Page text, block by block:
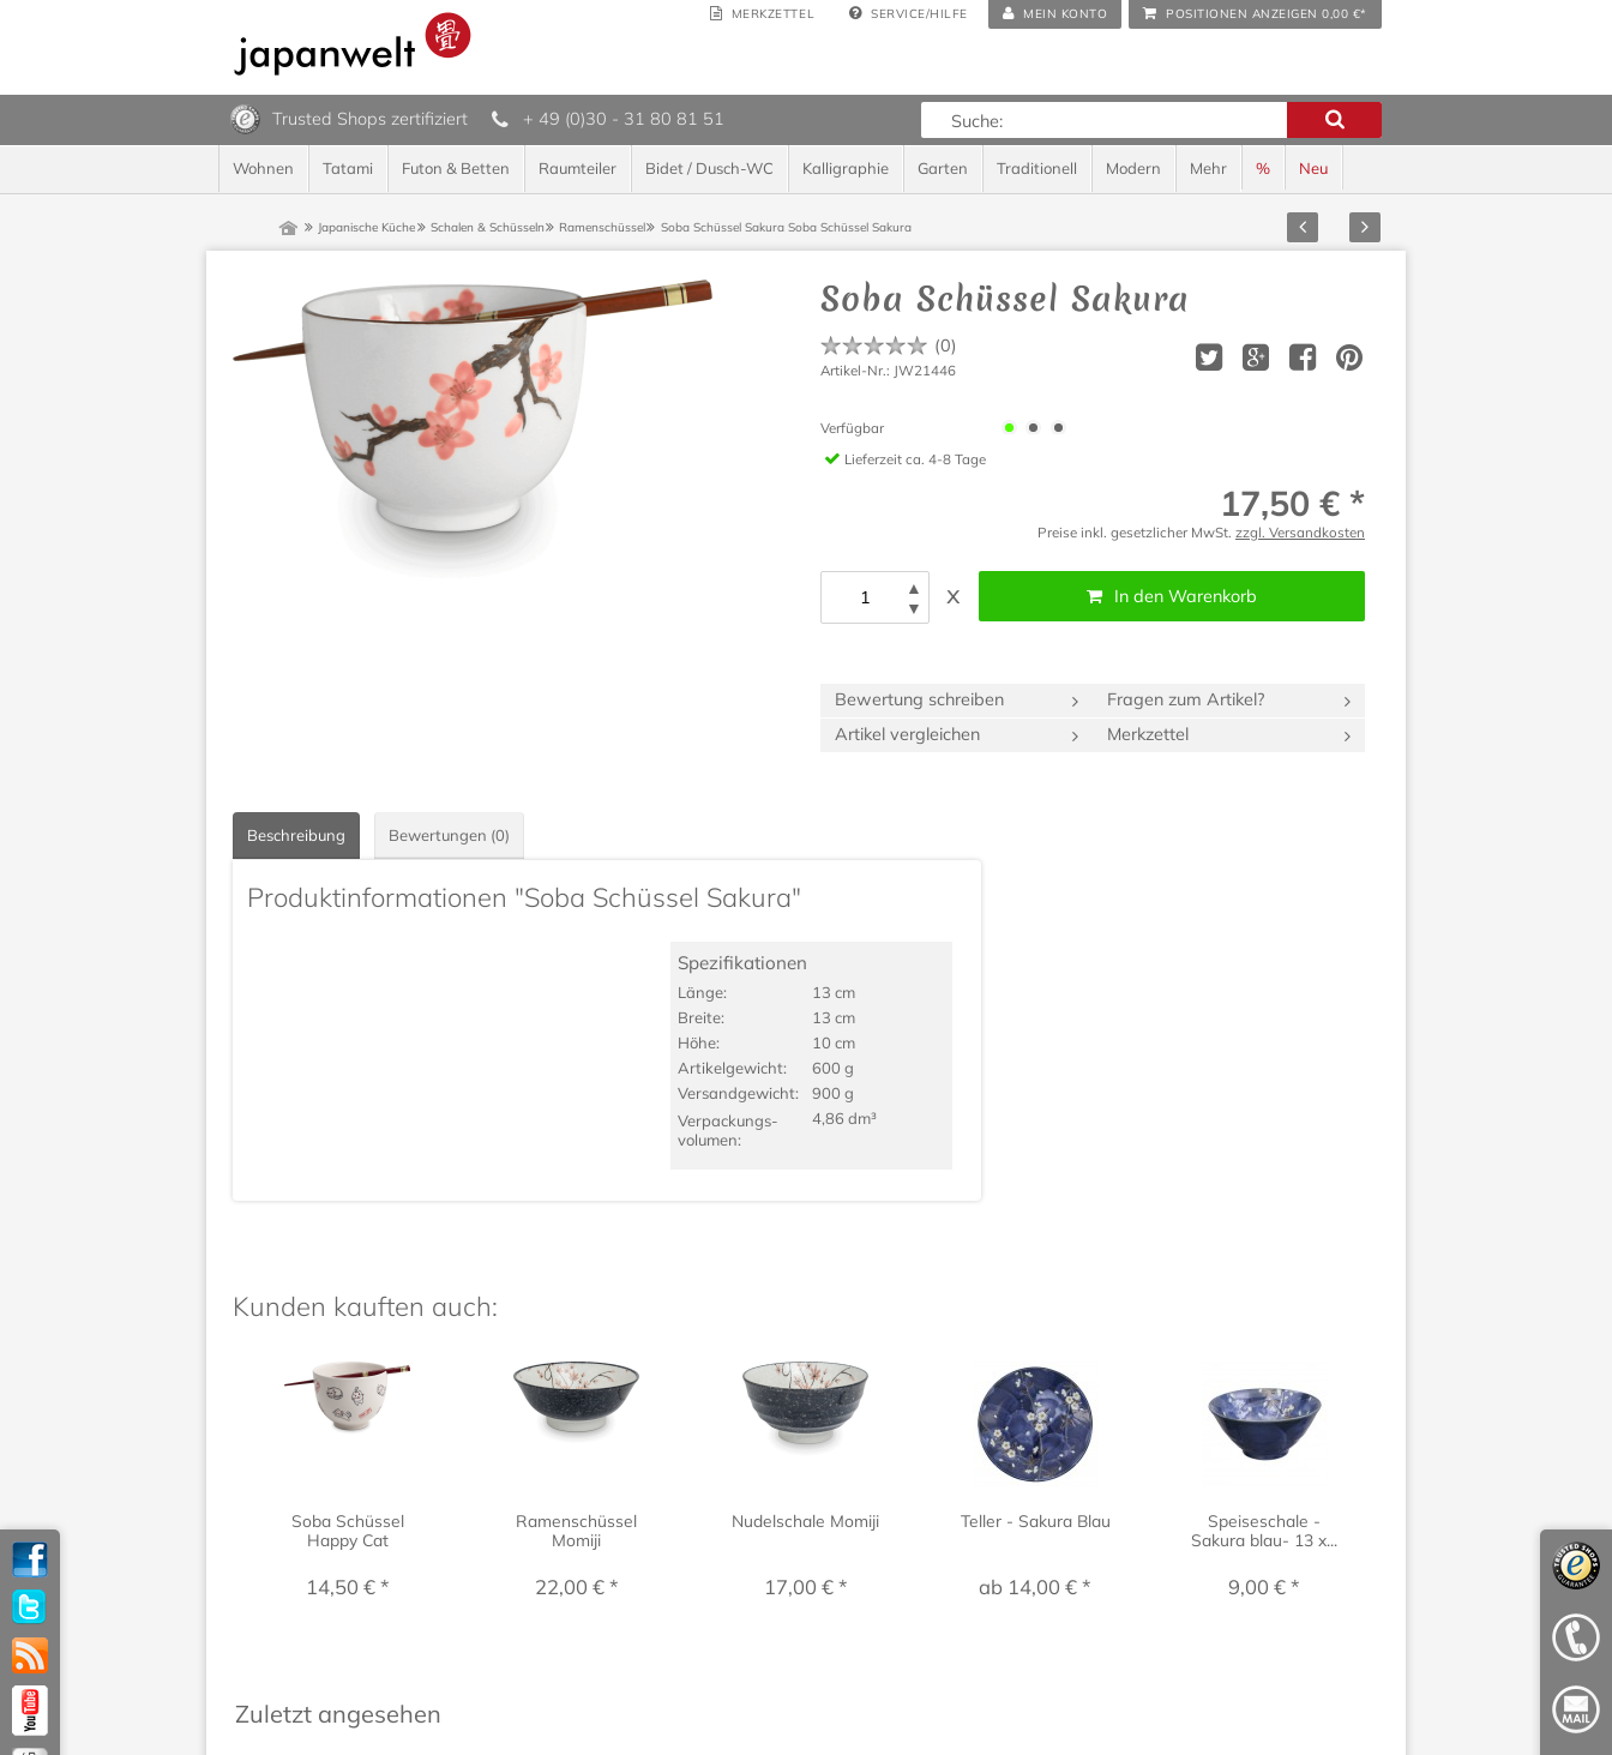
MERKZETTEL SERVICE/HILFE MEIN KONTO POSITIONEN ANZEIGEN 0,00 €*
Trusted Shops zertifiziert + 49 (0)30 - 31 80 81 51
Wohnen Tatami Futon & Betten Raumteiler Bidet / Dusch-WC Kalligraphie Garten Traditionell Modern Mehr % Neu
Japanische Küche Schalen & Schüsseln Ramenschüssel Soba Schüssel Sakura Soba Schüssel Sakura Zurück Vor
Soba Schüssel Sakura
(0)
Artikel-Nr.: JW21446
Verfügbar
Lieferzeit ca. 4-8 Tage
17,50 € *
Preise inkl. gesetzlicher MwSt. zzgl. Versandkosten
▲
▼
x In den Warenkorb
Bewertung schreiben
Fragen zum Artikel?
Artikel vergleichen
Merkzettel
Beschreibung Bewertungen (0)
Produktinformationen "Soba Schüssel Sakura"
Spezifikationen
Länge:
13 cm
Breite:
13 cm
Höhe:
10 cm
Artikel­gewicht:
600 g
Versand­gewicht:
900 g
Verpackungs­
volumen:
4,86 dm³
Kunden kauften auch:
Soba Schüssel
Happy Cat
14,50 € *
Ramenschüssel
Momiji
22,00 € *
Nudelschale Momiji
17,00 € *
Teller - Sakura Blau
ab 14,00 € *
Speiseschale -
Sakura blau- 13 x...
9,00 € *
Zuletzt angesehen